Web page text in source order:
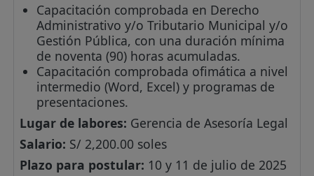
Capacitación comprobada en Derecho
Administrativo y/o Tributario Municipal y/o
Gestión Pública, con una duración mínima
de noventa (90) horas acumuladas.
Capacitación comprobada ofimática a nivel
intermedio (Word, Excel) y programas de
presentaciones.
Lugar de labores: Gerencia de Asesoría Legal
Salario: S/ 2,200.00 soles
Plazo para postular: 10 y 11 de julio de 2025